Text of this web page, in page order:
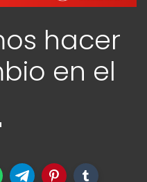
hacer
en el